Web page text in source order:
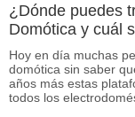
¿Dónde puedes
Domótica y cuál
Hoy en día muchas
domótica sin saber
años más estas
todos los